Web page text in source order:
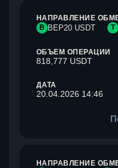
НАПРАВЛЕНИЕ
B BEP20 USDT Т
ОБЪЕМ ОПЕРАЦИИ
818,777 USDT
ДАТА
20.04.2026 14:46
НАПРАВЛЕНИЕ